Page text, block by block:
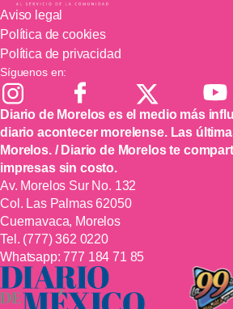
Aviso legal
Política de cookies
Política de privacidad
Síguenos en:
Diario de Morelos es el medio más
diario acontecer morelense. Las
Morelos. / Diario de Morelos te
impresas sin costo.
Av. Morelos Sur No. 132
Col. Las Palmas 62050
Cuernavaca, Morelos
Tel. (777) 362 0220
Whatsapp:777 184 71 85